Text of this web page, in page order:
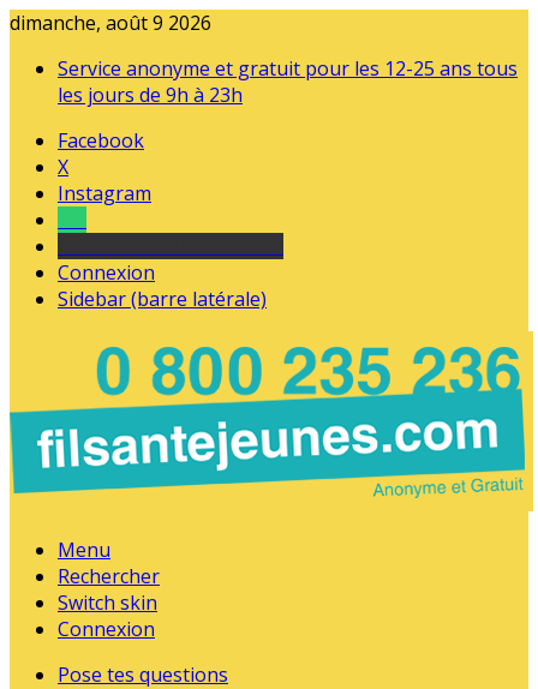
dimanche, août 9 2026
Service anonyme et gratuit pour les 12-25 ans tous
les jours de 9h à 23h
Facebook
X
Instagram
Connexion
Sidebar (barre latérale)
Menu
Rechercher
Switch skin
Connexion
Pose tes questions